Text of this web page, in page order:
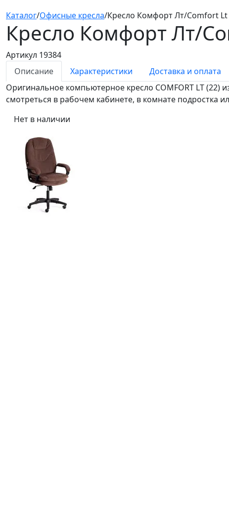
Каталог/Офисные кресла/Кресло Комфорт Лт/Comfort
Кресло Комфорт Лт/
Артикул 19384
Описание
Характеристики
Доставка и оплата
Оригинальное компьютерное кресло COMFORT LT (22)
смотреться в рабочем кабинете, в комнате подростка
Нет в наличии